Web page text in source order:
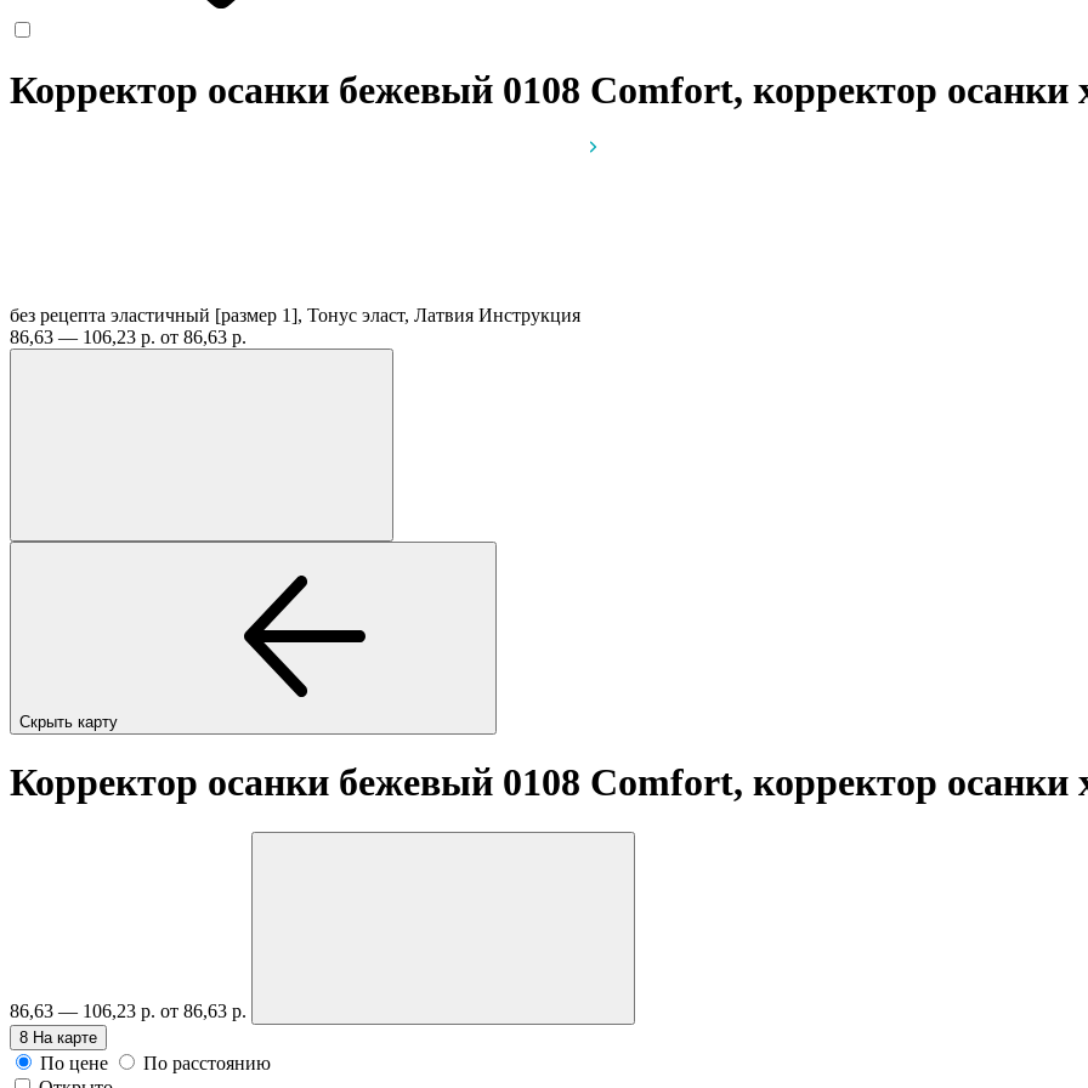
Корректор осанки бежевый 0108 Comfort, корректор осанки
без рецепта эластичный [размер 1], Тонус эласт, Латвия Инструкция
86,63 — 106,23 р. от 86,63 р.
Скрыть карту
Корректор осанки бежевый 0108 Comfort, корректор осанки
86,63 — 106,23 р. от 86,63 р.
8 На карте
По цене
По расстоянию